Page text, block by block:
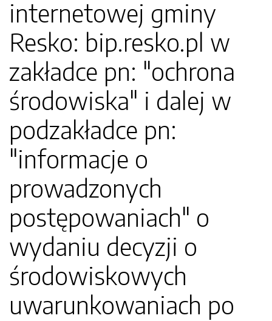
internetowej gminy
Resko: bip.resko.pl w
zakładce pn: "ochrona
środowiska" i dalej w
podzakładce pn:
"informacje o
prowadzonych
postępowaniach" o
wydaniu decyzji o
środowiskowych
uwarunkowaniach po